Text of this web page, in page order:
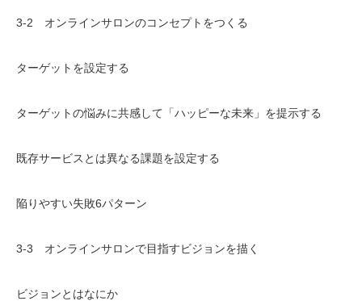
3-2 オンラインサロンのコンセプトをつくる
ターゲットを設定する
ターゲットの悩みに共感して「ハッピーな未来」を提示する
既存サービスとは異なる課題を設定する
陥りやすい失敗6パターン
3-3 オンラインサロンで目指すビジョンを描く
ビジョンとはなにか